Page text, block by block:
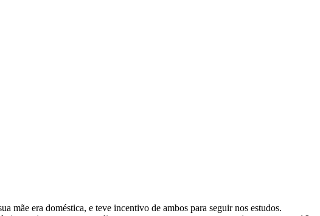
mãe era doméstica, e teve incentivo de ambos para seguir nos estudos.